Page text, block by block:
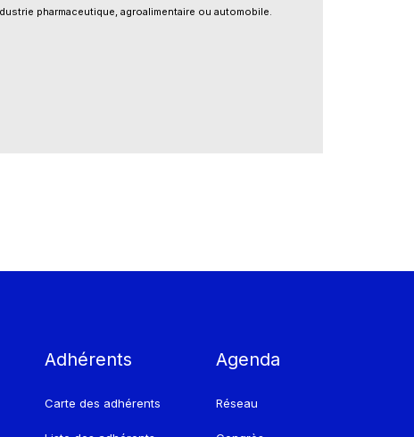
pharmaceutique, agroalimentaire ou automobile.
Adhérents
Carte des adhérents
Agenda
Réseau